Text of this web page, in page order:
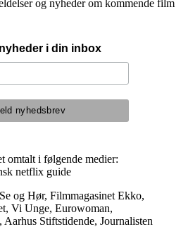
og nyheder om kommende film
i din inbox
omtalt i følgende medier:
og Hør, Filmmagasinet Ekko,
Vi Unge, Eurowoman,
Aarhus Stiftstidende, Journalisten